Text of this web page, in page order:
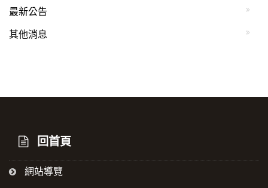
最新公告
其他消息
回首頁
網站導覽